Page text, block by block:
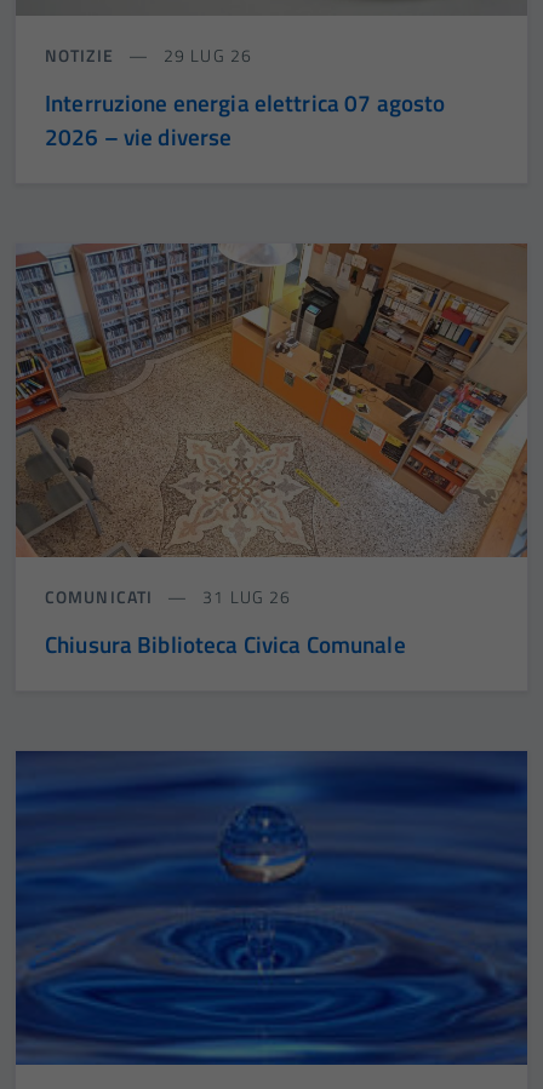
NOTIZIE 29 LUG 26
Interruzione energia elettrica 07 agosto
2026 – vie diverse
COMUNICATI 31 LUG 26
Chiusura Biblioteca Civica Comunale